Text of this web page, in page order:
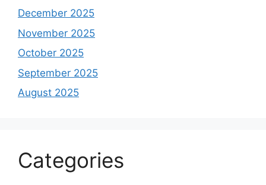
December 2025
November 2025
October 2025
September 2025
August 2025
Categories